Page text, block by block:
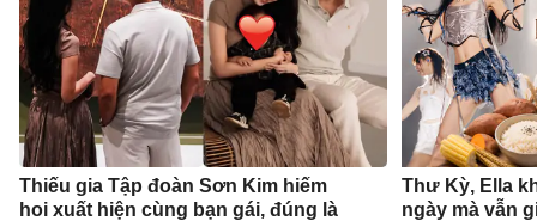
Thiếu gia Tập đoàn Sơn Kim hiếm
hoi xuất hiện cùng bạn gái, đúng là
Thư Kỳ, Ella
ngày mà vẫn